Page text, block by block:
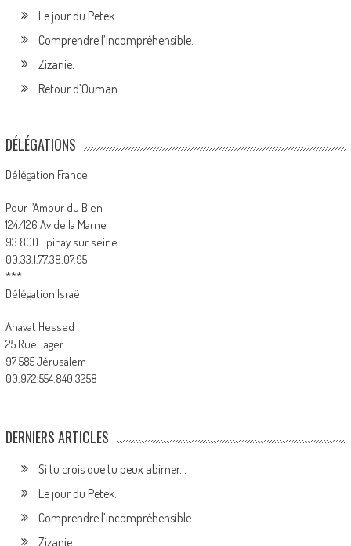
Le jour du Petek.
Comprendre l’incompréhensible.
Zizanie.
Retour d’Ouman.
DÉLÉGATIONS
Délégation France
Pour l’Amour du Bien
124/126 Av de la Marne
93 800 Epinay sur seine
00.33.1.77.38.07.95
***
Délégation Israël
Ahavat Hessed
25 Rue Tager
97 585 Jérusalem
00.972.554.840.3258
DERNIERS ARTICLES
Si tu crois que tu peux abimer…
Le jour du Petek.
Comprendre l’incompréhensible.
Zizanie.